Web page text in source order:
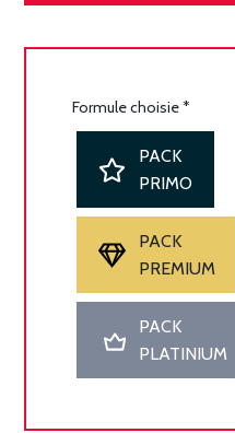
Formule choisie*
PACK
PRIMO
PACK
PREMIUM
PACK
PLATINIUM